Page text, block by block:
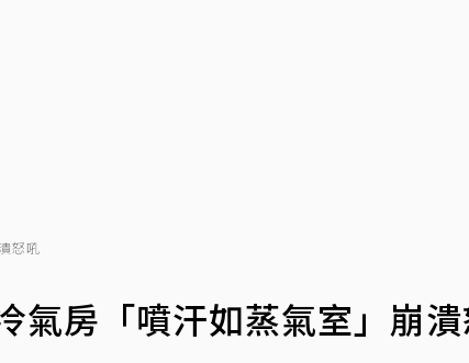
怒吼
氣房「噴汗如蒸氣室」崩